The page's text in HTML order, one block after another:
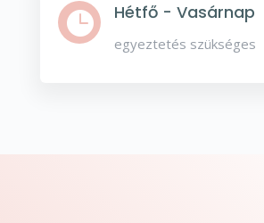
 Hétfő - Vasárnap
egyeztetés szükséges